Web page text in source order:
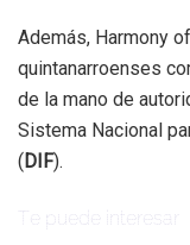
Además, Harmony
quintanarroenses
de la mano de
Sistema Nacional
(DIF).
Te puede interesar